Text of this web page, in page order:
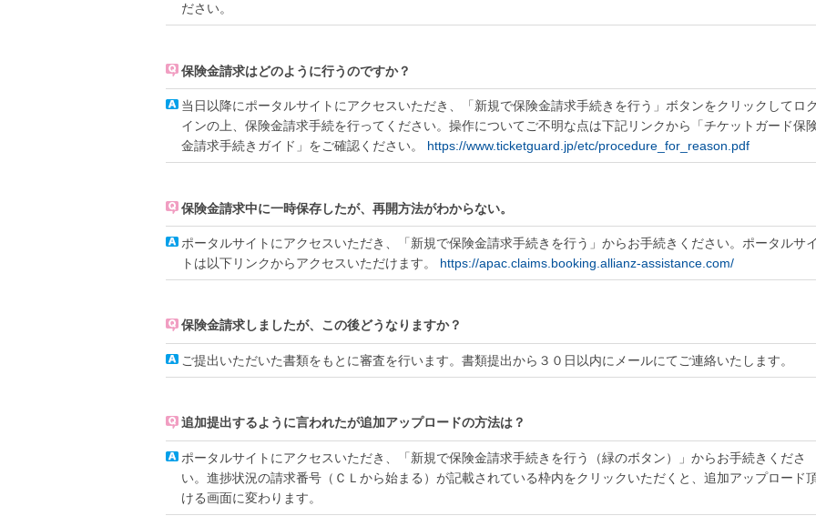
ださい。
保険金請求はどのように行うのですか？
当日以降にポータルサイトにアクセスいただき、「新規で保険金請求手続きを行う」ボタンをクリックしてロ
インの上、保険金請求手続を行ってください。操作についてご不明な点は下記リンクから「チケットガード保
金請求手続きガイド」をご確認ください。 https://www.ticketguard.jp/etc/procedure_for_reason.pdf
保険金請求中に一時保存したが、再開方法がわからない。
ポータルサイトにアクセスいただき、「新規で保険金請求手続きを行う」からお手続きください。ポータルサイ
トは以下リンクからアクセスいただけます。 https://apac.claims.booking.allianz-assistance.com/
保険金請求しましたが、この後どうなりますか？
ご提出いただいた書類をもとに審査を行います。書類提出から３０日以内にメールにてご連絡いたします。
追加提出するように言われたが追加アップロードの方法は？
ポータルサイトにアクセスいただき、「新規で保険金請求手続きを行う（緑のボタン）」からお手続きくださ
い。進捗状況の請求番号（ＣＬから始まる）が記載されている枠内をクリックいただくと、追加アップロード
ける画面に変わります。